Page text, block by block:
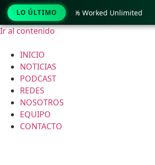
Ir al contenido
INICIO
NOTICIAS
PODCAST
REDES
NOSOTROS
EQUIPO
CONTACTO
LO ÚLTIMO
11 x86-x64 100% Worked Unlimited